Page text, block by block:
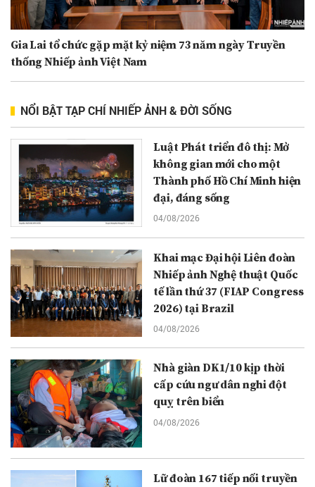
Gia Lai tổ chức gặp mặt kỷ niệm 73 năm ngày Truyền
thống Nhiếp ảnh Việt Nam
NỔI BẬT TẠP CHÍ NHIẾP ẢNH & ĐỜI SỐNG
Luật Phát triển đô thị: Mở
không gian mới cho một
Thành phố Hồ Chí Minh hiện
đại, đáng sống
04/08/2026
Khai mạc Đại hội Liên đoàn
Nhiếp ảnh Nghệ thuật Quốc
tế lần thứ 37 (FIAP Congress
2026) tại Brazil
04/08/2026
Nhà giàn DK1/10 kịp thời
cấp cứu ngư dân nghi đột
quỵ trên biển
04/08/2026
Lữ đoàn 167 tiếp nối truyền